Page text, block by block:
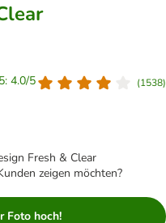
4.0/5 (1538)
Fresh & Clear
zeigen möchten?
Foto hoch!